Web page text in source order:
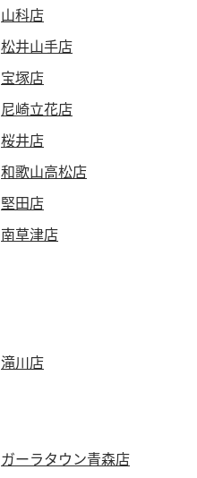
山科店
松井山手店
宝塚店
尼崎立花店
桜井店
和歌山高松店
堅田店
南草津店
滝川店
ガーラタウン青森店